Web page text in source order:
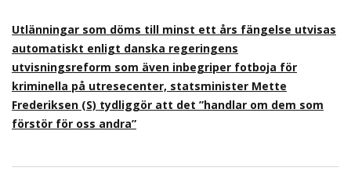
Utlänningar som döms till minst ett års fängelse utvisas
automatiskt enligt danska regeringens
utvisningsreform som även inbegriper fotboja för
kriminella på utresecenter, statsminister Mette
Frederiksen (S) tydliggör att det ”handlar om dem som
förstör för oss andra”